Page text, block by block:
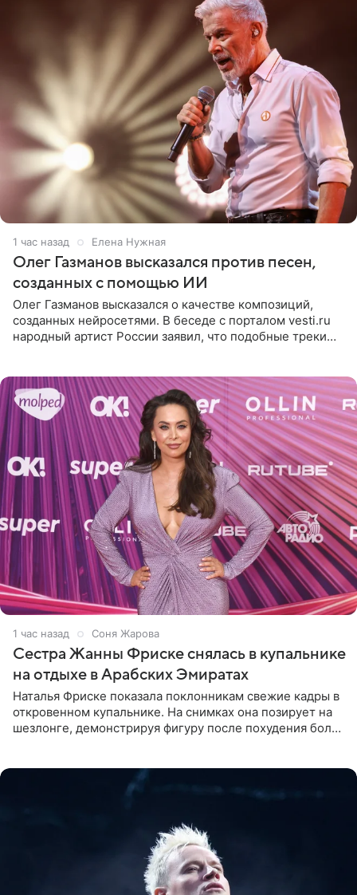
1 час назад Елена Нужная
Олег Газманов высказался против песен,
созданных с помощью ИИ
Олег Газманов высказался о качестве композиций,
созданных нейросетями. В беседе с порталом vesti.ru
народный артист России заявил, что подобные треки
1 час назад Соня Жарова
Сестра Жанны Фриске снялась в купальнике
на отдыхе в Арабских Эмиратах
Наталья Фриске показала поклонникам свежие кадры в
откровенном купальнике. На снимках она позирует на
шезлонге, демонстрируя фигуру после похудения более